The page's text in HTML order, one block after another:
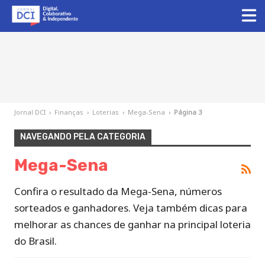
Jornal DCI › Finanças › Loterias › Mega-Sena › Página 3
NAVEGANDO PELA CATEGORIA
Mega-Sena
Confira o resultado da Mega-Sena, números
sorteados e ganhadores. Veja também dicas para
melhorar as chances de ganhar na principal loteria
do Brasil.